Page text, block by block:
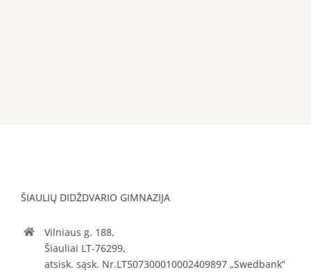
ŠIAULIŲ DIDŽDVARIO GIMNAZIJA
Vilniaus g. 188,
Šiauliai LT-76299,
atsisk. sąsk. Nr.LT507300010002409897 „Swedbank“